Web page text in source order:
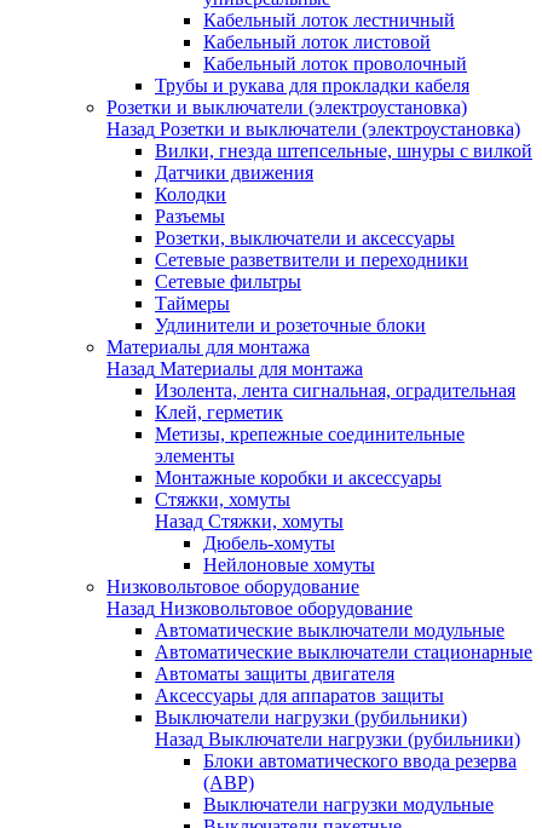
Кабельный лоток лестничный
Кабельный лоток листовой
Кабельный лоток проволочный
Трубы и рукава для прокладки кабеля
Розетки и выключатели (электроустановка)
Назад Розетки и выключатели (электроустановка)
Вилки, гнезда штепсельные, шнуры с вилкой
Датчики движения
Колодки
Разъемы
Розетки, выключатели и аксессуары
Сетевые разветвители и переходники
Сетевые фильтры
Таймеры
Удлинители и розеточные блоки
Материалы для монтажа
Назад Материалы для монтажа
Изолента, лента сигнальная, оградительная
Клей, герметик
Метизы, крепежные соединительные
элементы
Монтажные коробки и аксессуары
Стяжки, хомуты
Назад Стяжки, хомуты
Дюбель-хомуты
Нейлоновые хомуты
Низковольтовое оборудование
Назад Низковольтовое оборудование
Автоматические выключатели модульные
Автоматические выключатели стационарные
Автоматы защиты двигателя
Аксессуары для аппаратов защиты
Выключатели нагрузки (рубильники)
Назад Выключатели нагрузки (рубильники)
Блоки автоматического ввода резерва
(АВР)
Выключатели нагрузки модульные